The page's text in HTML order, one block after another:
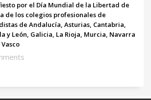
por el Día Mundial de la Libertad de
de los colegios profesionales de
de Andalucía, Asturias, Cantabria,
y León, Galicia, La Rioja, Murcia, Navarra